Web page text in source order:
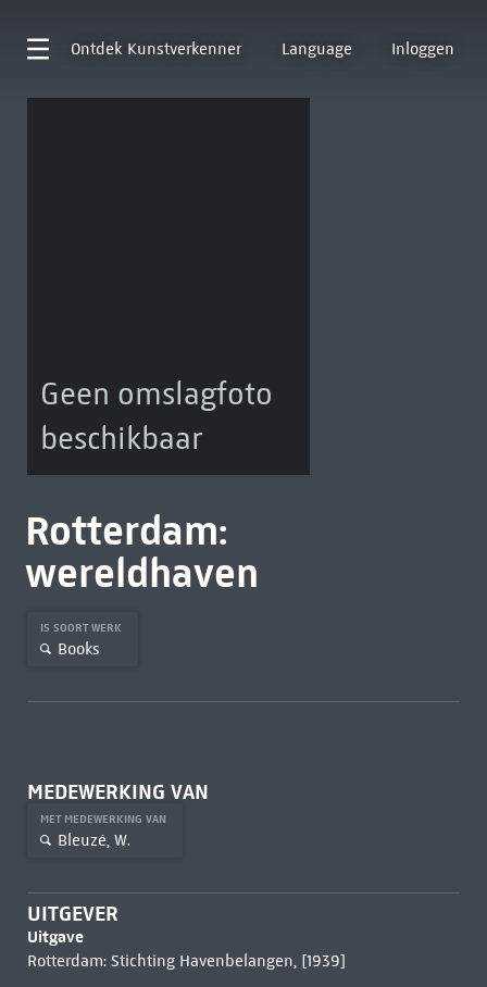
Ontdek Kunstverkenner Language Inloggen
Geen omslagfoto
beschikbaar
Rotterdam:
wereldhaven
IS SOORT WERK
Books
MEDEWERKING VAN
MET MEDEWERKING VAN
Bleuzé, W.
UITGEVER
Uitgave
Rotterdam: Stichting Havenbelangen, [1939]